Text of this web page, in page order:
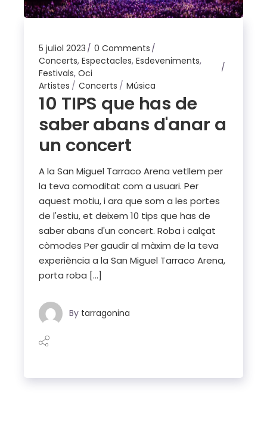
5 juliol 2023
0 Comments
Concerts,Espectacles,Esdeveniments,
Festivals,Oci
Artistes
Concerts Música
10 TIPS que has de
saber abans d'anar a
un concert
A la San Miguel Tarraco Arena vetllem per
la teva comoditat com a usuari. Per
aquest motiu, i ara que som a les portes
de l'estiu, et deixem 10 tips que has de
saber abans d'un concert. Roba i calçat
còmodes Per gaudir al màxim de la teva
experiència a la San Miguel Tarraco Arena,
porta roba [...]
By tarragonina